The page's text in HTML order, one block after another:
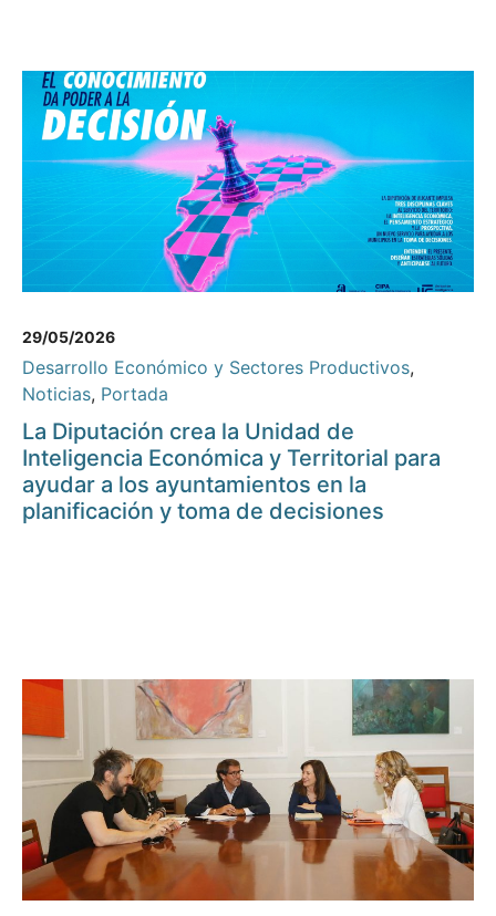
29/05/2026
Desarrollo Económico y Sectores Productivos,
Noticias, Portada
La Diputación crea la Unidad de
Inteligencia Económica y Territorial para
ayudar a los ayuntamientos en la
planificación y toma de decisiones